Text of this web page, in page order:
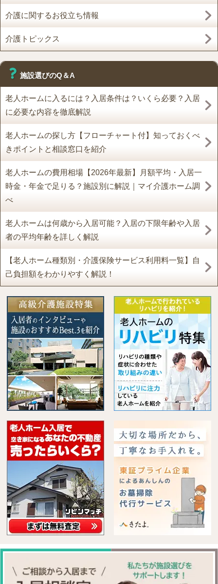
介護に関するお役立ち情報
介護トピックス
施設選びのQ＆A
老人ホームに入るには？入居条件は？いくら必要？入居
に必要な内容を徹底解説
老人ホームの探し方【フローチャート付】知っておくべ
きポイントと相談窓口を紹介
老人ホームの費用相場【2026年最新】月額平均・入居一
時金・年金で足りる？施設別に解説｜マイ介護ホーム調
べ
老人ホームは何歳から入居可能？入居の下限年齢や入居
者の平均年齢を詳しく解説
【老人ホーム種類別・介護保険サービス利用料一覧】自
己負担額をわかりやすく解説！